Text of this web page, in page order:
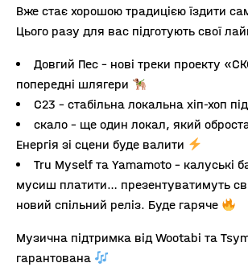
Вже стає хорошою традицією їздити
Цього разу для вас підготують свої
Довгий Пес – нові треки проекту
попередні шлягери
С23 – стабільна локальна хіп-хоп
скало – ще один локал, який
Енергія зі сцени буде валити
Tru Myself та Yamamoto – калуські
мусиш платити… презентуватимуть
новий спільний реліз. Буде гаряче
Музична підтримка від Wootabi та
гарантована